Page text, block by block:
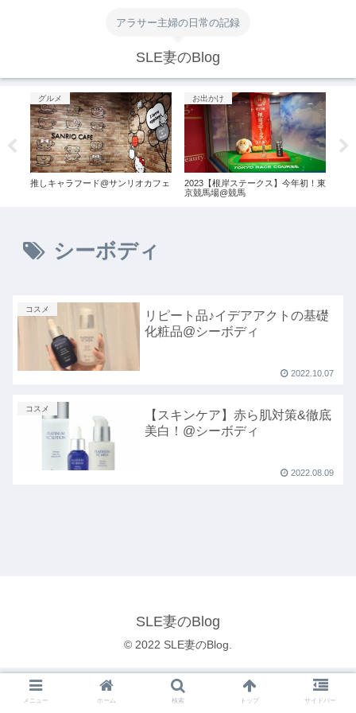
アラサー主婦の日常の記録
SLE妻のBlog
グルメ
推しキャラフード@サンリオカフェ
お出かけ
2023【根岸ステークス】今年初！東
京競馬場@競馬
シーボディ
コスメ
リピート品♪イデアアクトの基礎
化粧品@シーボディ
2022.10.07
コスメ
【スキンケア】赤ら肌対策&徹底
美白！@シーボディ
2022.08.09
SLE妻のBlog
© 2022 SLE妻のBlog.
メニュー ホーム 検索 トップ サイドバー